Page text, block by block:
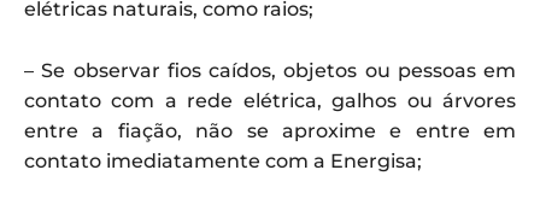
elétricas naturais, como raios;
– Se observar fios caídos, objetos ou pessoas em
contato com a rede elétrica, galhos ou árvores
entre a fiação, não se aproxime e entre em
contato imediatamente com a Energisa;